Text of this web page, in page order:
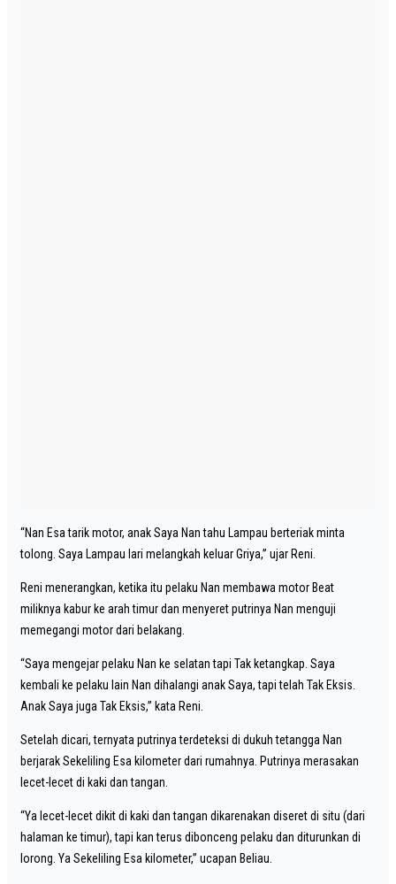
“Nan Esa tarik motor, anak Saya Nan tahu Lampau berteriak minta
tolong. Saya Lampau lari melangkah keluar Griya,” ujar Reni.
Reni menerangkan, ketika itu pelaku Nan membawa motor Beat
miliknya kabur ke arah timur dan menyeret putrinya Nan menguji
memegangi motor dari belakang.
“Saya mengejar pelaku Nan ke selatan tapi Tak ketangkap. Saya
kembali ke pelaku lain Nan dihalangi anak Saya, tapi telah Tak Eksis.
Anak Saya juga Tak Eksis,” kata Reni.
Setelah dicari, ternyata putrinya terdeteksi di dukuh tetangga Nan
berjarak Sekeliling Esa kilometer dari rumahnya. Putrinya merasakan
lecet-lecet di kaki dan tangan.
“Ya lecet-lecet dikit di kaki dan tangan dikarenakan diseret di situ (dari
halaman ke timur), tapi kan terus dibonceng pelaku dan diturunkan di
lorong. Ya Sekeliling Esa kilometer,” ucapan Beliau.